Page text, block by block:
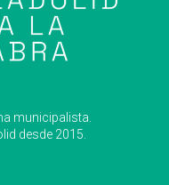
municipalista.
desde 2015.